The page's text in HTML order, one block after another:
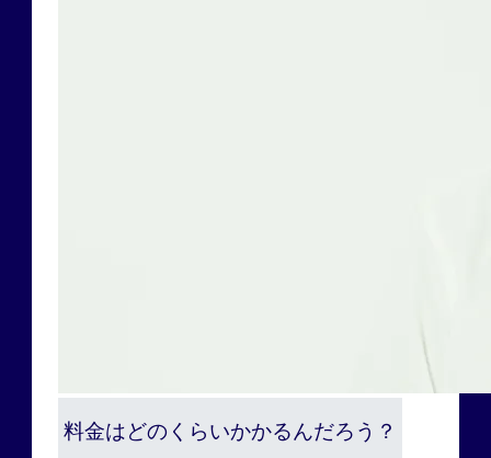
料金はどのくらいかかるんだろう？